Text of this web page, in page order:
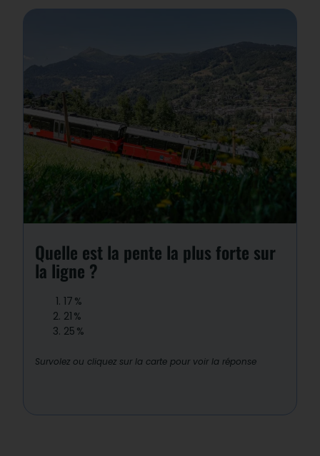
Quelle est la pente la plus forte sur
la ligne ?
17 %
21 %
25 %
Survolez ou cliquez sur la carte pour voir la réponse
Réponse : 3
La portion la plus pentue est la rampe